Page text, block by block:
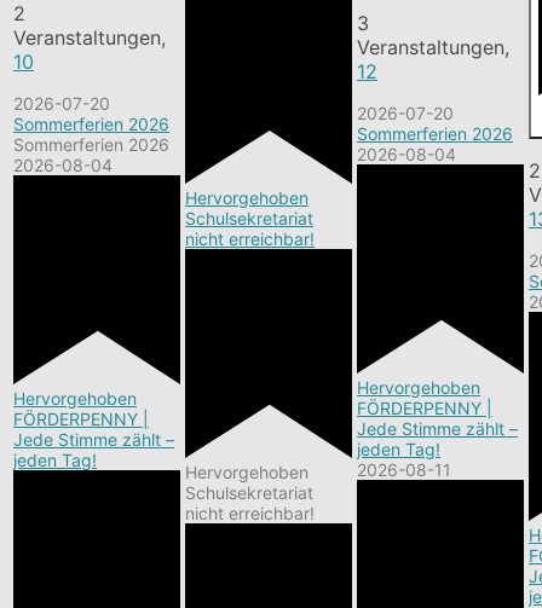
2
Veranstaltungen,
10
2026-07-20
Sommerferien 2026
Sommerferien 2026
2026-08-04
Hervorgehoben
FÖRDERPENNY |
Jede Stimme zählt –
jeden Tag!
Hervorgehoben
Schulsekretariat
nicht erreichbar!
Hervorgehoben
Schulsekretariat
nicht erreichbar!
3
Veranstaltungen,
12
2026-07-20
Sommerferien 2026
2026-08-04
Hervorgehoben
FÖRDERPENNY |
Jede Stimme zählt –
jeden Tag!
2026-08-11
2